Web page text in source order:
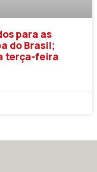
para as
do Brasil;
terça-feira